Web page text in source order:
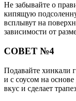
Не забывайте о
кипящую
всплывут на
зависимости от
СОВЕТ №4
Подавайте хинкали
и с соусом на
вкус и сделает